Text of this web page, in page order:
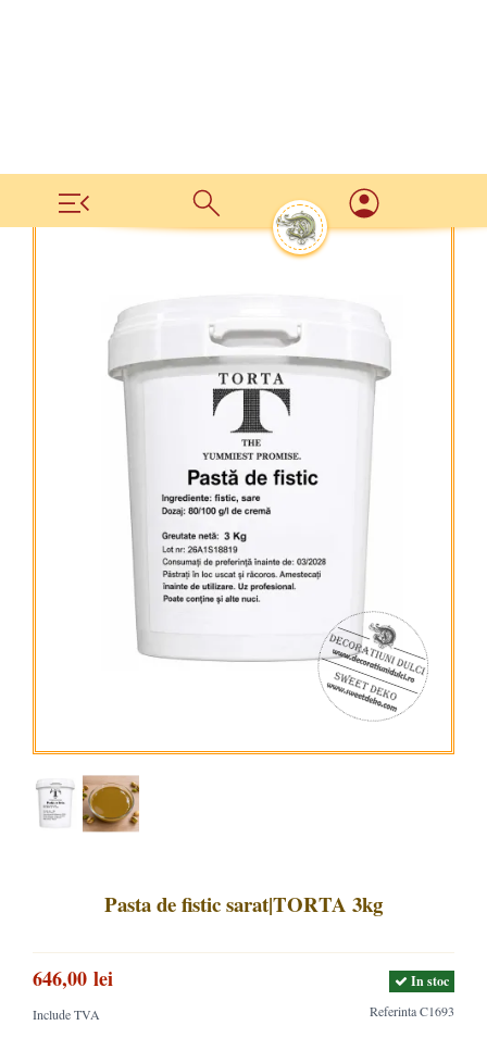
Pasta de fistic sarat|TORTA 3kg
ReferintaC1693
In stoc
646,00 lei
Include TVA